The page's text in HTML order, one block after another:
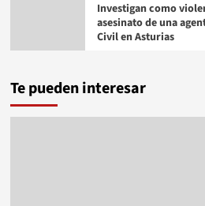
Investigan como
asesinato de una
Civil en Asturias
Te pueden interesar